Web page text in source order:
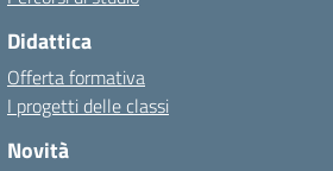
Didattica
Offerta formativa
I progetti delle classi
Novità